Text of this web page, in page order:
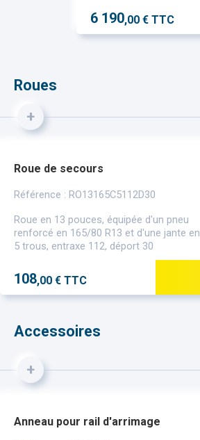
6 190,00 € TTC
Roues
+
Roue de secours
Référence : RO13165C5112D30
Roue en 13 pouces, équipée d'un pneu
renforcé en 165/80 R13 et d'une jante en
5 trous, entraxe 112, déport 30
108,00 € TTC
Accessoires
+
Anneau pour rail d'arrimage